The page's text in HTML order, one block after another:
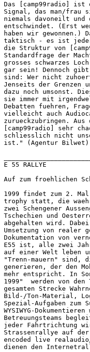
Das [camp99radio]
Signal, das man/frau
niemals davoneilt und
entschwindet. (Erst
haben wir gewonnen.)
taktisch - es ist
die Struktur von
Standardfrage der
grosses schwarzes
gar sein! Dennoch gibt
sind: Wer nicht
Jenseits der Grenzen
dazu noch umsonst.
sie immer mit
Debatten fuehren,
vielleicht auch
zurueckzubringen.
[camp99radio] sehr
schliesslich nicht
ist." (Agentur Bilwet)
E 55 RALLYE
Auf zum froehlichen
1999 findet zum 2.
trophy statt, die
zwei Schengener
Tschechien und
abgehalten wird.
Umsetzung von realer
Dokumentation von
E55 ist, alle zwei
auf einer Welt leben
"Trenn-mauern" sind,
generieren, der den
mehr entspricht. In
1999"  werden von
gesamten Strecke
Bild-/Ton-Material,
Spezial-Aufgaben zum
WYSIWYG-
Betreuungsteams
jeder Fahrtrichtung
Strassenrallye auf der
encoded live
dienen den